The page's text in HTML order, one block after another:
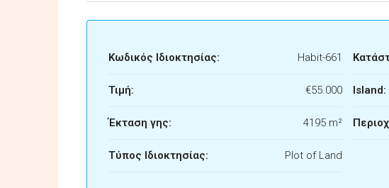
Κωδικός Ιδιοκτησίας: Habit-661
Τιμή: €55.000
Έκταση γης: 4195 m²
Τύπος Ιδιοκτησίας: Plot of Land
Island: